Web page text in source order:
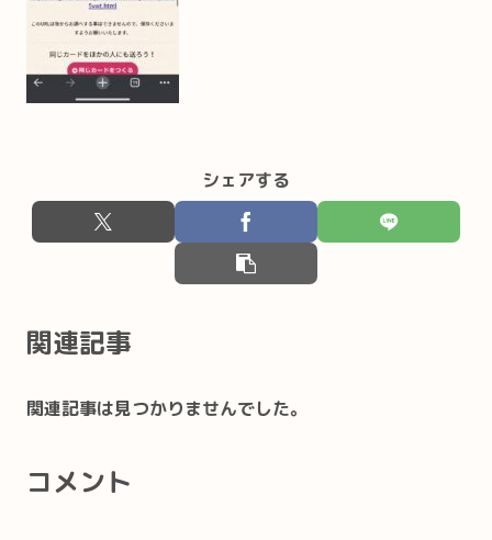
シェアする
関連記事
関連記事は見つかりませんでした。
コメント